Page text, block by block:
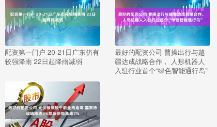
配资第一门户 20-21日广东仍有
较强降雨 22日起降雨减弱
最好的配资公司 曹操出行与越
疆达成战略合作， 人形机器人
入驻行业首个“绿色智能通行岛”